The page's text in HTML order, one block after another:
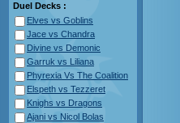
Duel Decks :
Elves vs Goblins
Jace vs Chandra
Divine vs Demonic
Garruk vs Liliana
Phyrexia Vs The Coalition
Elspeth vs Tezzeret
Knighs vs Dragons
Ajani vs Nicol Bolas